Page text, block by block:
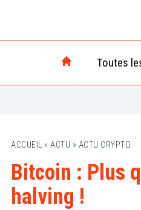
Toutes
ACCUEIL » ACTU » ACTU CRYPTO
Bitcoin : Plus
halving !